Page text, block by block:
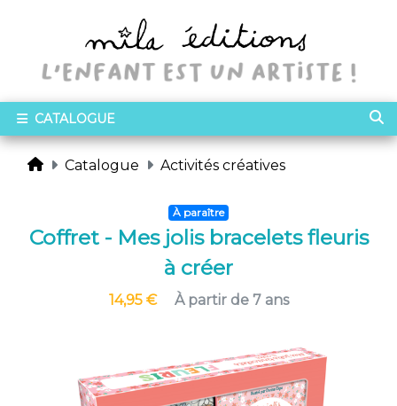
CATALOGUE
Catalogue Activités créatives
À paraître
Coffret - Mes jolis bracelets fleuris
à créer
14,95 € À partir de 7 ans